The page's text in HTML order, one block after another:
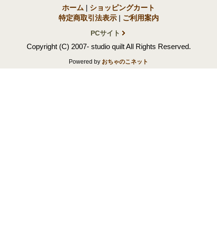
ホーム | ショッピングカート
特定商取引法表示 | ご利用案内
PCサイト
Copyright (C) 2007- studio quilt All Rights Reserved.
Powered by おちゃのこネット